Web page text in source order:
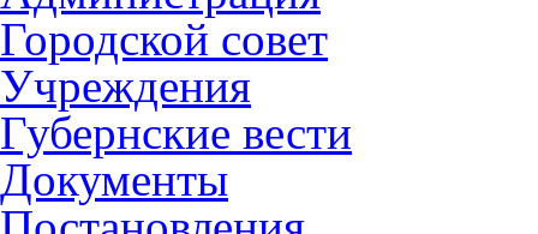
Городской совет
Учреждения
Губернские вести
Документы